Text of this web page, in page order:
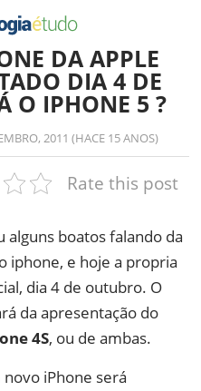
DA APPLE
DIA 4 DE
O IPHONE 5 ?
2011 (HACE 15 ANOS)
Rate this post
alguns boatos falando da
iphone, e hoje a propria
dia 4 de outubro. O
da apresentação do
4S, ou de ambas.
iPhone será